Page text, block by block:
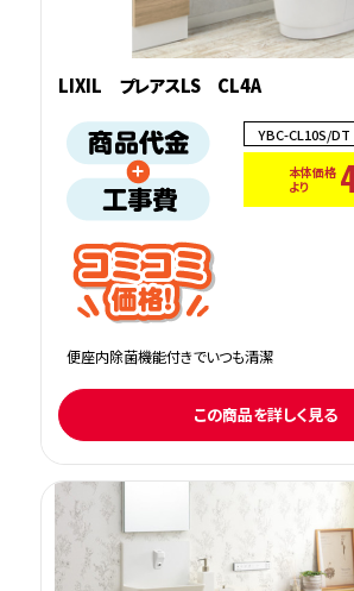
LIXIL プレアスLS CL4A
YBC-CL10S/
本体価格
より
便座内除菌機能付きでいつも清潔
この商品を詳しく見る